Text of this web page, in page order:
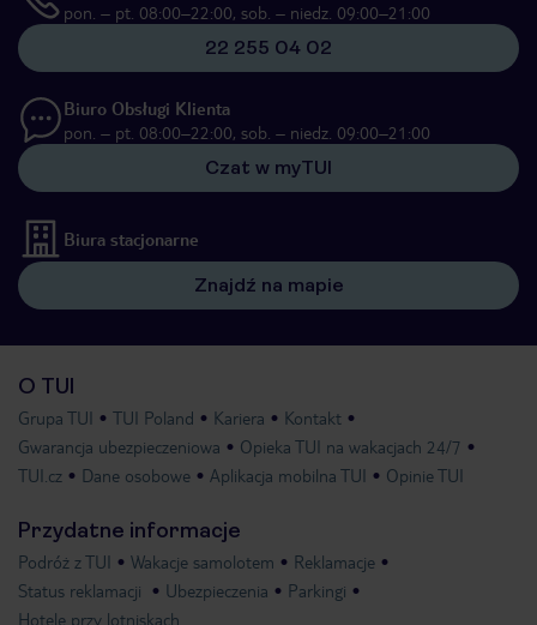
pon. – pt. 08:00–22:00, sob. – niedz. 09:00–21:00
22 255 04 02
Biuro Obsługi Klienta
pon. – pt. 08:00–22:00, sob. – niedz. 09:00–21:00
Czat w myTUI
Biura stacjonarne
Znajdź na mapie
O TUI
Grupa TUI TUI Poland Kariera
Kontakt
Gwarancja ubezpieczeniowa
Opieka TUI na wakacjach 24/7
TUI.cz
Dane osobowe Aplikacja mobilna TUI Opinie TUI
Przydatne informacje
Podróż z TUI Wakacje samolotem
Reklamacje
Status reklamacji
Ubezpieczenia
Parkingi
Hotele przy lotniskach